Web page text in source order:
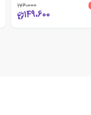
176،000
149،600